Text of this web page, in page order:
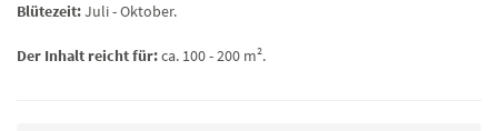
Blütezeit:Juli - Oktober.
Der Inhalt reicht für:ca. 100 - 200 m².